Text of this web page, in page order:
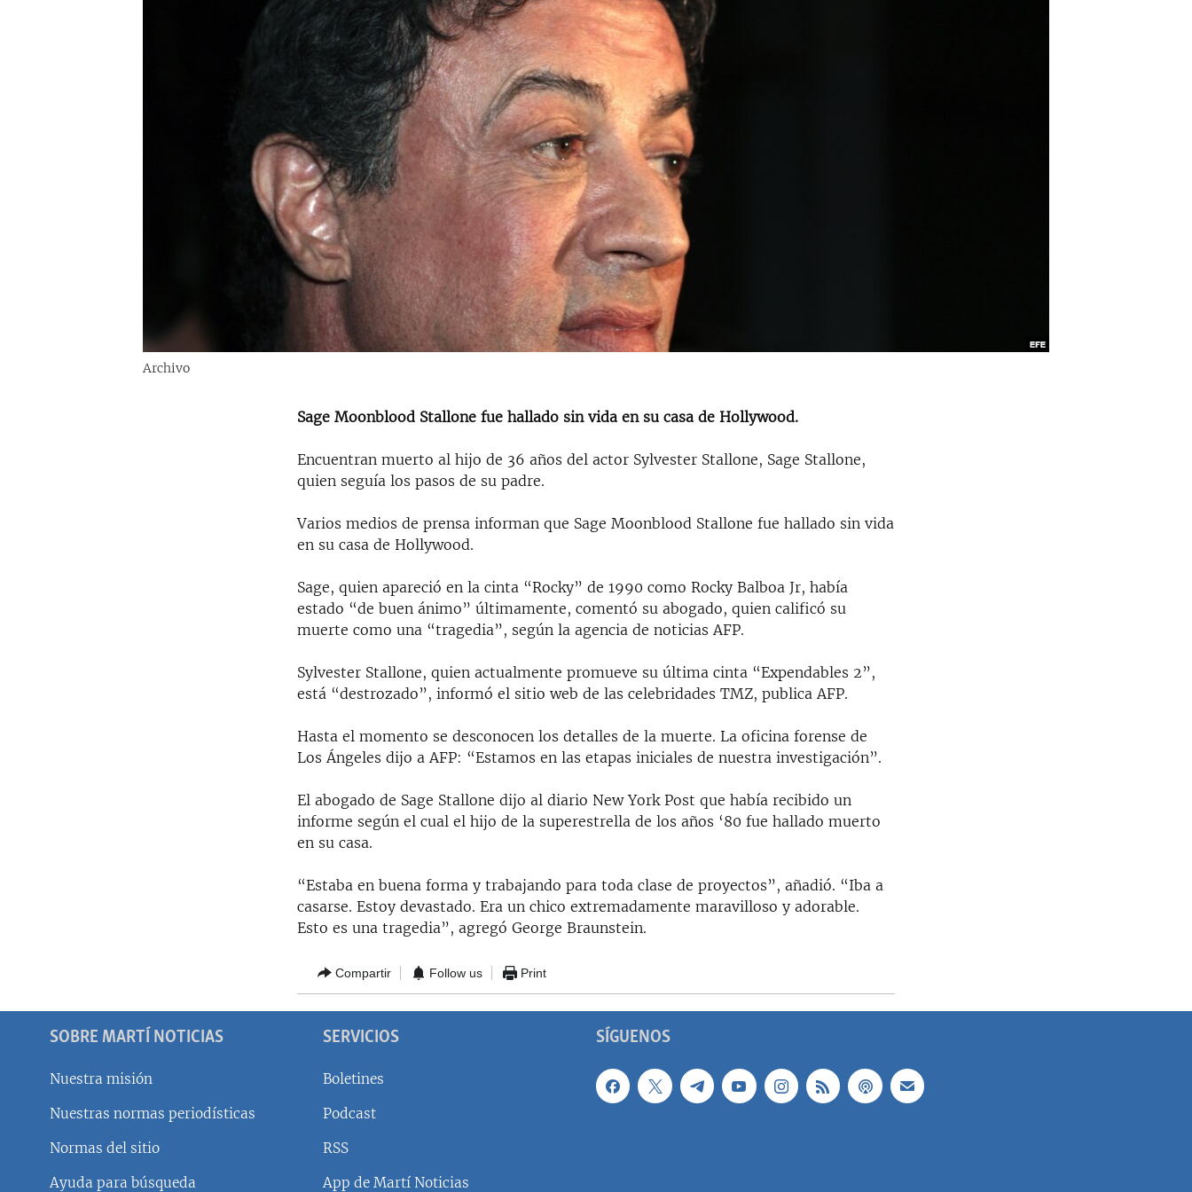
Archivo
Sage Moonblood Stallone fue hallado sin vida en su casa de Hollywood.
Encuentran muerto al hijo de 36 años del actor Sylvester Stallone, Sage Stallone,
quien seguía los pasos de su padre.
Varios medios de prensa informan que Sage Moonblood Stallone fue hallado sin vida
en su casa de Hollywood.
Sage, quien apareció en la cinta “Rocky” de 1990 como Rocky Balboa Jr, había
estado “de buen ánimo” últimamente, comentó su abogado, quien calificó su
muerte como una “tragedia”, según la agencia de noticias AFP.
Sylvester Stallone, quien actualmente promueve su última cinta “Expendables 2”,
está “destrozado”, informó el sitio web de las celebridades TMZ, publica AFP.
Hasta el momento se desconocen los detalles de la muerte. La oficina forense de
Los Ángeles dijo a AFP: “Estamos en las etapas iniciales de nuestra investigación”.
El abogado de Sage Stallone dijo al diario New York Post que había recibido un
informe según el cual el hijo de la superestrella de los años ‘80 fue hallado muerto
en su casa.
“Estaba en buena forma y trabajando para toda clase de proyectos”, añadió. “Iba a
casarse. Estoy devastado. Era un chico extremadamente maravilloso y adorable.
Esto es una tragedia”, agregó George Braunstein.
Compartir Follow us Print
SÍGUENOS
SOBRE MARTÍ NOTICIAS
Nuestra misión
Nuestras normas periodísticas
Normas del sitio
Ayuda para búsqueda
SERVICIOS
Boletines
Podcast
RSS
App de Martí Noticias